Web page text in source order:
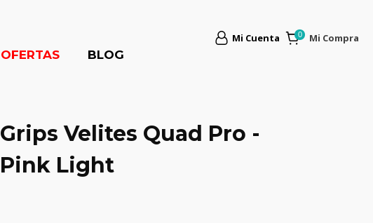
OFERTAS BLOG
Mi Cuenta Mi Compra
Grips Velites Quad Pro -
Pink Light